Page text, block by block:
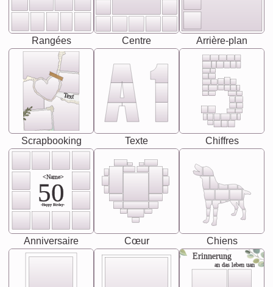
Rangées Centre Arrière-plan
Text
Scrapbooking Texte Chiffres
<Name>
50
-Happy Birday-
Anniversaire Cœur Chiens
Erinnerung
an das leben uan